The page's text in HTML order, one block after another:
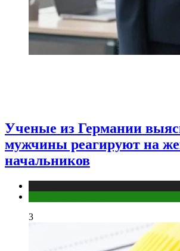
Ученые из Германии
мужчины реагируют на
начальников
3